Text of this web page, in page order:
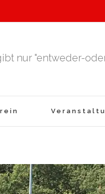
nur "entweder-